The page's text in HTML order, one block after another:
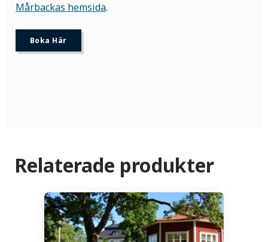
Mårbackas hemsida.
Boka Här
Relaterade produkter